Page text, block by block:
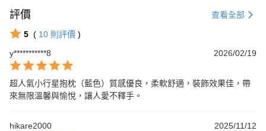
評價 查看全部
5 ( 10 則評價 )
y***********8
2026/02/19
超人氣小行星抱枕（藍色）質感優良，柔軟舒適，裝飾效果佳，帶
來無限溫馨與愉悅，讓人愛不釋手。
hikare2000 2025/11/12